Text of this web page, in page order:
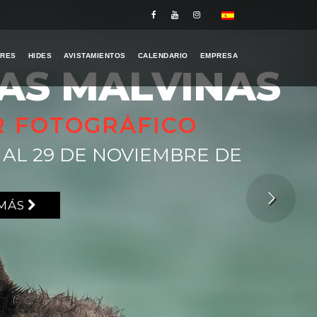
HIDES AVISTAMIENTOS CALENDARIO EMPRESA
AL 29 DE NOVIEMBRE DE
FOTOGRÁFICO
MALVINAS